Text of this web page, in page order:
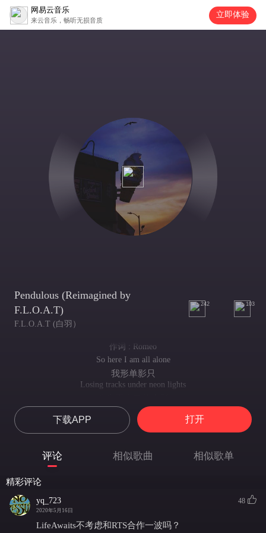
网易云音乐
来云音乐，畅听无损音质
立即体验
Pendulous (Reimagined by
F.L.O.A.T)
F.L.O.A.T (白羽）
242 103
作词 : Romeo
So here I am all alone
我形单影只
Losing tracks under neon lights
I promise you it ain’t hurts
当浪漫烟消云散
When they say there’s no romance left
Our remorse lying on the ground
所以这一切意义何在
下载APP 打开
评论 相似歌曲 相似歌单
精彩评论
yq_723
2020年5月16日
48
LifeAwaits不考虑和RTS合作一波吗？